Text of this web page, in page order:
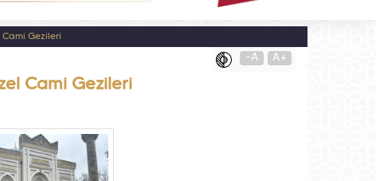
Cami Gezileri
-A A+
Cami Gezileri